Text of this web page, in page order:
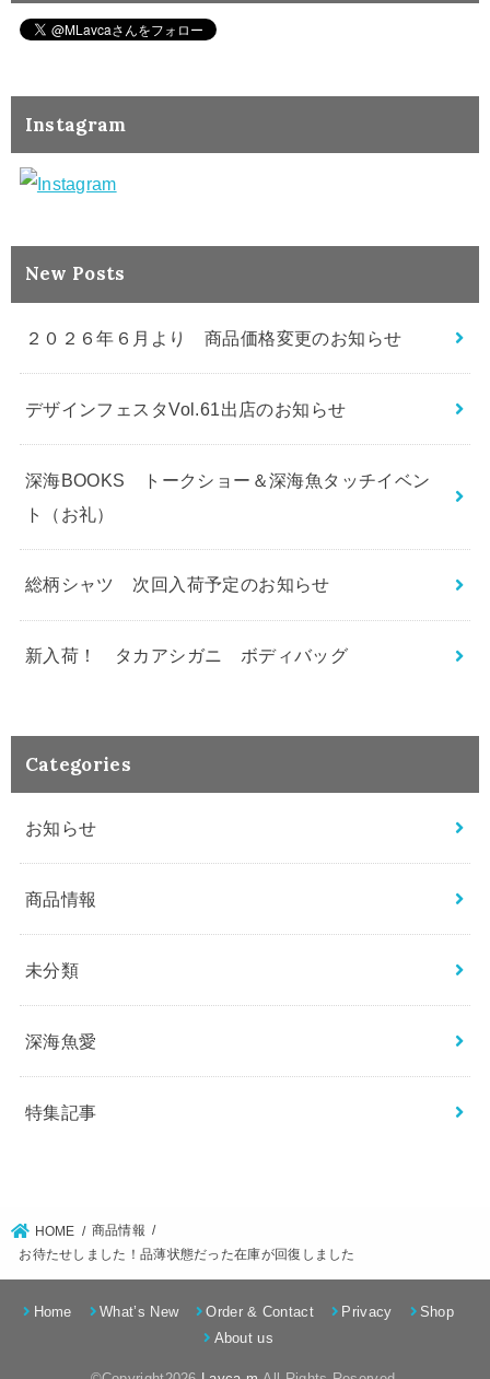
Instagram
New Posts
２０２６年６月より 商品価格変更のお知らせ
デザインフェスタVol.61出店のお知らせ
深海BOOKS トークショー＆深海魚タッチイベン
ト（お礼）
総柄シャツ 次回入荷予定のお知らせ
新入荷！ タカアシガニ ボディバッグ
Categories
お知らせ
商品情報
未分類
深海魚愛
特集記事
HOME
商品情報
お待たせしました！品薄状態だった在庫が回復しました
Home What’s New Order & Contact Privacy
Shop
About us